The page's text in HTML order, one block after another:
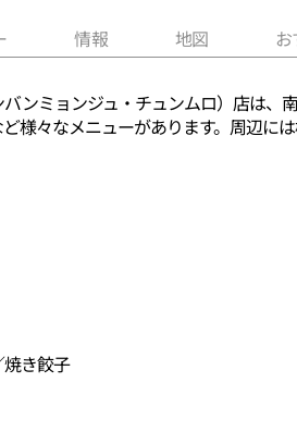
情報 地図 お
ンミョンジュ・チュンムロ）店は、
様々なメニューがあります。周辺に
き餃子